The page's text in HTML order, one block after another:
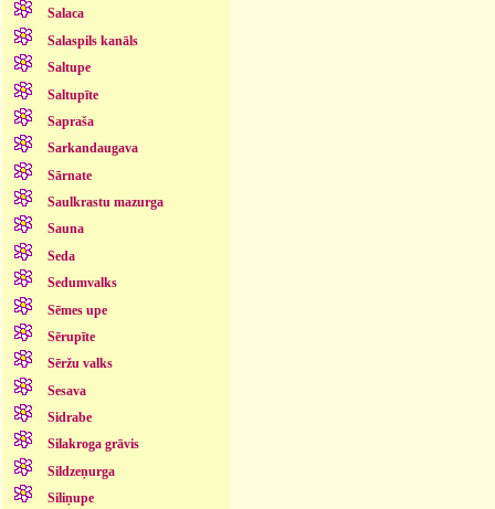
Salaca
Salaspils kanāls
Saltupe
Saltupīte
Sapraša
Sarkandaugava
Sārnate
Saulkrastu mazurga
Sauna
Seda
Sedumvalks
Sēmes upe
Sērupīte
Sēržu valks
Sesava
Sidrabe
Silakroga grāvis
Sildzeņurga
Siliņupe